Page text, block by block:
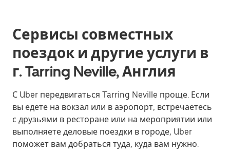
Сервисы совместных
поездок и другие услуги в
г. Tarring Neville, Англия
С Uber передвигаться Tarring Neville проще. Если
вы едете на вокзал или в аэропорт, встречаетесь
с друзьями в ресторане или на мероприятии или
выполняете деловые поездки в городе, Uber
поможет вам добраться туда, куда вам нужно.